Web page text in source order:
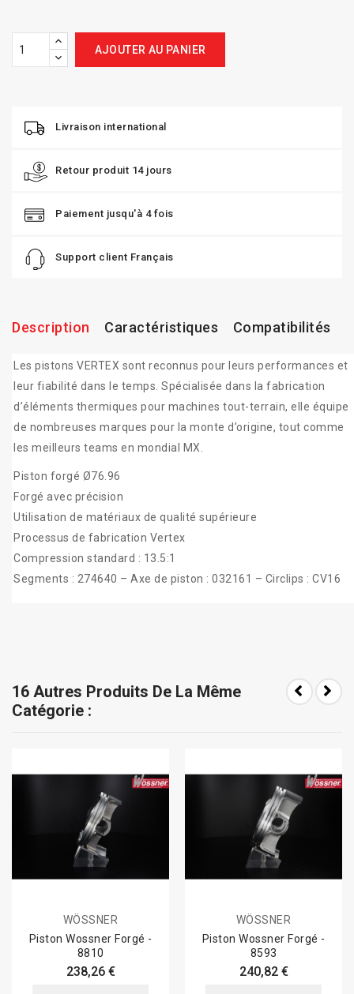
AJOUTER AU PANIER
Livraison international
Retour produit 14 jours
Paiement jusqu'à 4 fois
Support client Français
Description Caractéristiques Compatibilités
Les pistons VERTEX sont reconnus pour leurs performances et
leur fiabilité dans le temps. Spécialisée dans la fabrication
d’éléments thermiques pour machines tout-terrain, elle équipe
de nombreuses marques pour la monte d’origine, tout comme
les meilleurs teams en mondial MX.
Piston forgé Ø76.96
Forgé avec précision
Utilisation de matériaux de qualité supérieure
Processus de fabrication Vertex
Compression standard : 13.5:1
Segments : 274640 – Axe de piston : 032161 – Circlips : CV16
16 Autres Produits De La Même
Catégorie :
WÖSSNER
Piston Wossner Forgé -
8810
238,26 €
WÖSSNER
Piston Wossner Forgé -
8593
240,82 €